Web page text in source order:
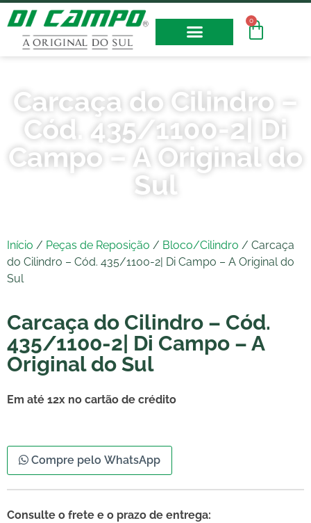
0
Carcaça do Cilindro –
Cód. 435/1100-2| Di
Campo – A Original do
Sul
Início / Peças de Reposição / Bloco/Cilindro / Carcaça
do Cilindro – Cód. 435/1100-2| Di Campo – A Original do
Sul
Carcaça do Cilindro – Cód.
435/1100-2| Di Campo – A
Original do Sul
Em até 12x no cartão de crédito
Compre pelo WhatsApp
Consulte o frete e o prazo de entrega: